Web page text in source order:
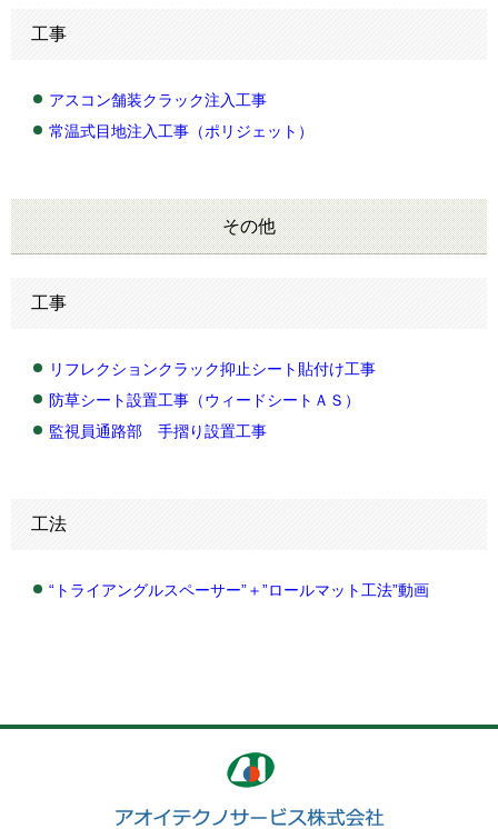
工事
アスコン舗装クラック注入工事
常温式目地注入工事（ポリジェット）
その他
工事
リフレクションクラック抑止シート貼付け工事
防草シート設置工事（ウィードシートＡＳ）
監視員通路部 手摺り設置工事
工法
“トライアングルスペーサー”＋”ロールマット工法”動画